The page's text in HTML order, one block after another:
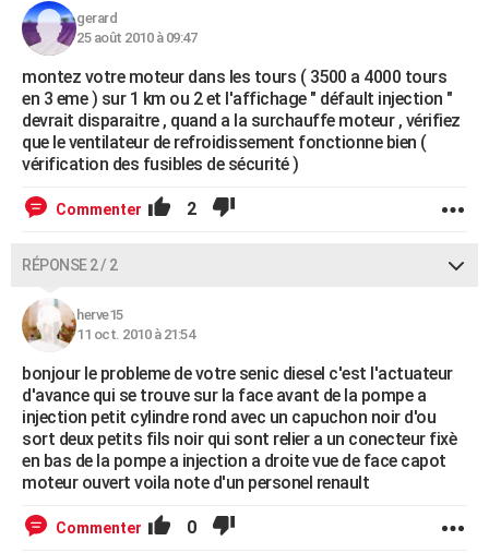
S'inscrire
Se connecter
Lycées
Collèges
Primaires
Universités
Entreprises
Service militaire
Avis de recherche
AVIS DE DÉCÈS
FORUM
Bricolage
Lifestyle
Culture
Sport
Auto
Television
Voyage
Cinema
gerard
25 août 2010 à 09:47
montez votre moteur dans les tours ( 3500 a 4000 tours
en 3 eme ) sur 1 km ou 2 et l'affichage " défault injection "
devrait disparaitre , quand a la surchauffe moteur , vérifiez
que le ventilateur de refroidissement fonctionne bien (
vérification des fusibles de sécurité )
Commenter 2
RÉPONSE 2 / 2
herve15
11 oct. 2010 à 21:54
bonjour le probleme de votre senic diesel c'est l'actuateur
d'avance qui se trouve sur la face avant de la pompe a
injection petit cylindre rond avec un capuchon noir d'ou
sort deux petits fils noir qui sont relier a un conecteur fixè
en bas de la pompe a injection a droite vue de face capot
moteur ouvert voila note d'un personel renault
Commenter 0